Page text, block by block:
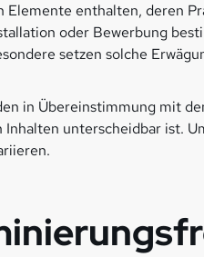
Elemente enthalten, deren
oder Bewerbung
setzen solche
in Übereinstimmung mit
unterscheidbar ist.